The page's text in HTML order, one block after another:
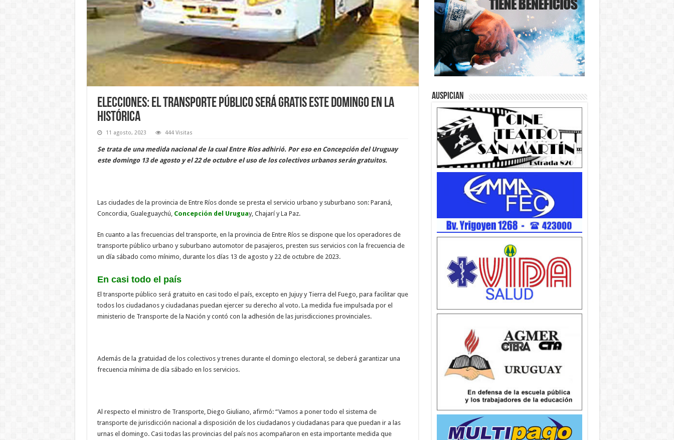
Elecciones: el transporte público será gratis este domingo en La
Histórica
11 agosto, 2023 444 Visitas
Se trata de una medida nacional de la cual Entre Ríos adhirió. Por eso en Concepción del Uruguay
este domingo 13 de agosto y el 22 de octubre el uso de los colectivos urbanos serán gratuitos.
Las ciudades de la provincia de Entre Ríos donde se presta el servicio urbano y suburbano son: Paraná,
Concordia, Gualeguaychú, Concepción del Uruguay, Chajarí y La Paz.
En cuanto a las frecuencias del transporte, en la provincia de Entre Ríos se dispone que los operadores de
transporte público urbano y suburbano automotor de pasajeros, presten sus servicios con la frecuencia de
un día sábado como mínimo, durante los días 13 de agosto y 22 de octubre de 2023.
En casi todo el país
El transporte público será gratuito en casi todo el país, excepto en Jujuy y Tierra del Fuego, para facilitar que
todos los ciudadanos y ciudadanas puedan ejercer su derecho al voto. La medida fue impulsada por el
ministerio de Transporte de la Nación y contó con la adhesión de las jurisdicciones provinciales.
Además de la gratuidad de los colectivos y trenes durante el domingo electoral, se deberá garantizar una
frecuencia mínima de día sábado en los servicios.
Al respecto el ministro de Transporte, Diego Giuliano, afirmó: “Vamos a poner todo el sistema de
transporte de jurisdicción nacional a disposición de los ciudadanos y ciudadanas para que puedan ir a las
urnas el domingo. Casi todas las provincias del país nos acompañaron en esta importante medida que
Auspician